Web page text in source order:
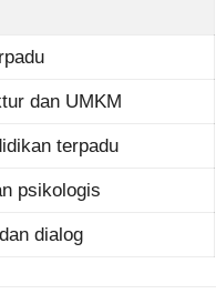
dan UMKM
terpadu
psikologis
dialog